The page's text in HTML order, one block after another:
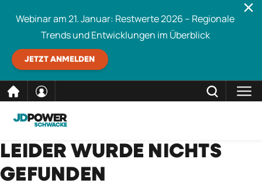
direkt
zum
Inhalt
Webinar am 21. Januar: Restwerte 2026 – Regionale
Trends und Entwicklungen im Überblick
JETZT ANMELDEN
Schwacke durchsuchen SCHLIESSEN
LEIDER WURDE NICHTS
GEFUNDEN